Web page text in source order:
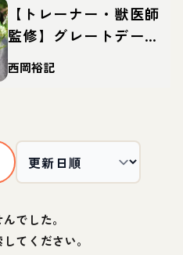
【トレーナー・獣医師
監修】グレートデーン
ってどんな犬？性格・
特徴・育て方・迎え方
西岡裕記
でした。
てください。